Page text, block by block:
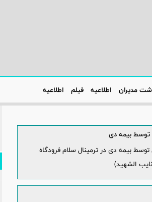
مدیران اطلاعیه‌ فیلم اطلاعیه‌
توسط بیمه دی
بیمه دی در ترمینال سلام فرودگاه
الشهید)